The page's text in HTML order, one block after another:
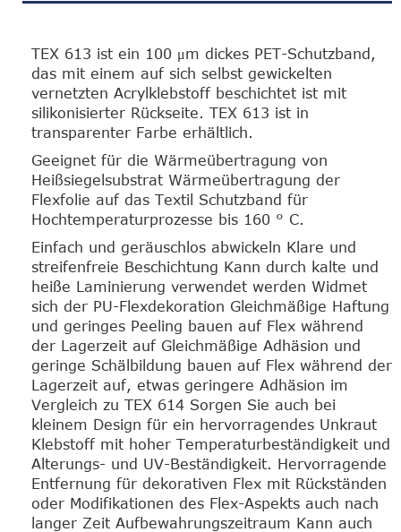
TEX 613 ist ein 100 μm dickes PET-Schutzband,
das mit einem auf sich selbst gewickelten
vernetzten Acrylklebstoff beschichtet ist mit
silikonisierter Rückseite. TEX 613 ist in
transparenter Farbe erhältlich.
Geeignet für die Wärmeübertragung von
Heißsiegelsubstrat Wärmeübertragung der
Flexfolie auf das Textil Schutzband für
Hochtemperaturprozesse bis 160 ° C.
Einfach und geräuschlos abwickeln Klare und
streifenfreie Beschichtung Kann durch kalte und
heiße Laminierung verwendet werden Widmet
sich der PU-Flexdekoration Gleichmäßige Haftung
und geringes Peeling bauen auf Flex während
der Lagerzeit auf Gleichmäßige Adhäsion und
geringe Schälbildung bauen auf Flex während der
Lagerzeit auf, etwas geringere Adhäsion im
Vergleich zu TEX 614 Sorgen Sie auch bei
kleinem Design für ein hervorragendes Unkraut
Klebstoff mit hoher Temperaturbeständigkeit und
Alterungs- und UV-Beständigkeit. Hervorragende
Entfernung für dekorativen Flex mit Rückständen
oder Modifikationen des Flex-Aspekts auch nach
langer Zeit Aufbewahrungszeitraum Kann auch